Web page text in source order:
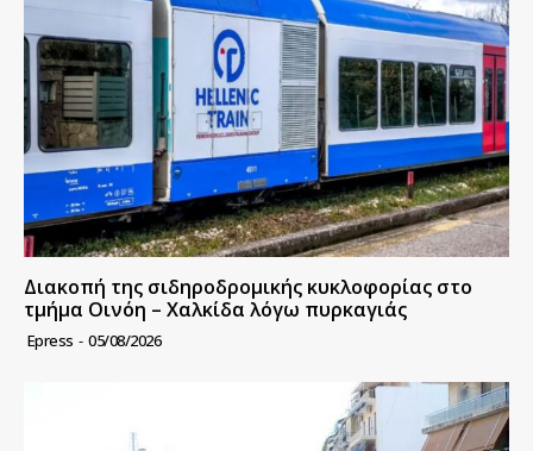
Διακοπή της σιδηροδρομικής κυκλοφορίας στο
τμήμα Οινόη – Χαλκίδα λόγω πυρκαγιάς
Epress - 05/08/2026